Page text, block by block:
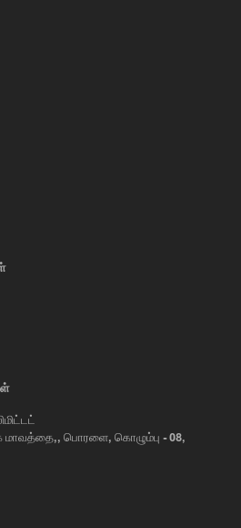
மாவத்தை,, பொரளை, கொழும்பு - 08,